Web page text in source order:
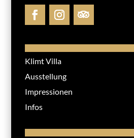
Klimt Villa
Ausstellung
Impressionen
Infos